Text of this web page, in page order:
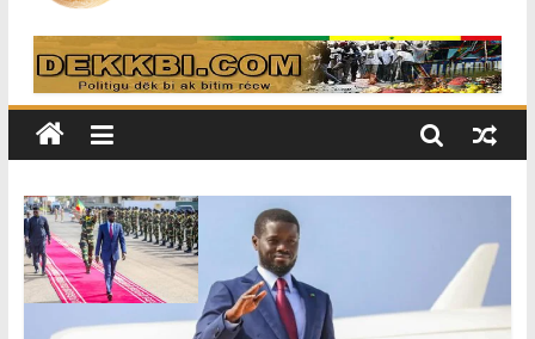
Disney s’associe à TikTok pour tirer
davantage profit de ses univers
légendaires
France – Algérie: l’affaire Mehdi
policière contre le narcotrafic